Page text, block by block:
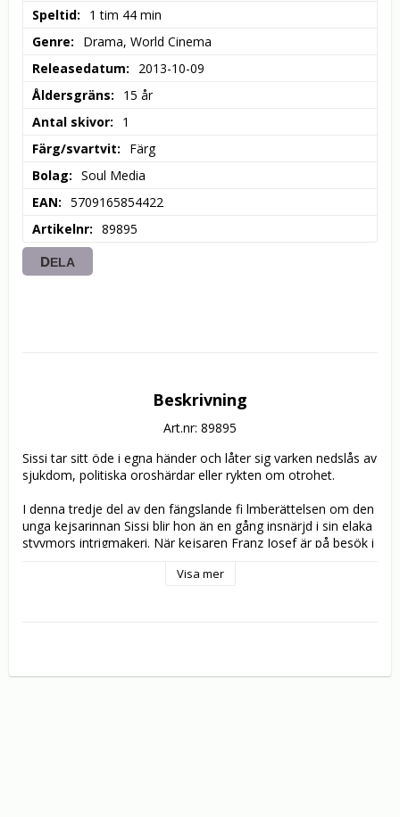
Speltid
1 tim 44 min
Genre
Drama, World Cinema
Releasedatum
2013-10-09
Åldersgräns
15 år
Antal skivor
1
Färg/svartvit
Färg
Bolag
Soul Media
EAN
5709165854422
Artikelnr
89895
DELA
Beskrivning
Art.nr: 89895
Sissi tar sitt öde i egna händer och låter sig varken nedslås av
sjukdom, politiska oroshärdar eller rykten om otrohet.
I denna tredje del av den fängslande fi lmberättelsen om den
unga kejsarinnan Sissi blir hon än en gång insnärjd i sin elaka
styvmors intrigmakeri. När kejsaren Franz Josef är på besök i
greve som är förtjust i henne. Hennes avsikt är att blidka de
Sissis charm och övertalningsförmåga lyckas de få det
Visa mer